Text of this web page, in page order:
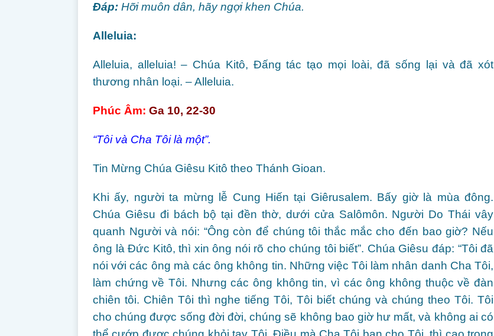
Ðáp: Hỡi muôn dân, hãy ngợi khen Chúa.
Alleluia:
Alleluia, alleluia! – Chúa Kitô, Ðấng tác tạo mọi loài, đã sống lại và đã xót
thương nhân loại. – Alleluia.
Phúc Âm: Ga 10, 22-30
“Tôi và Cha Tôi là một”.
Tin Mừng Chúa Giêsu Kitô theo Thánh Gioan.
Khi ấy, người ta mừng lễ Cung Hiến tại Giêrusalem. Bấy giờ là mùa đông.
Chúa Giêsu đi bách bộ tại đền thờ, dưới cửa Salômôn. Người Do Thái vây
quanh Người và nói: “Ông còn để chúng tôi thắc mắc cho đến bao giờ? Nếu
ông là Ðức Kitô, thì xin ông nói rõ cho chúng tôi biết”. Chúa Giêsu đáp: “Tôi đã
nói với các ông mà các ông không tin. Những việc Tôi làm nhân danh Cha Tôi,
làm chứng về Tôi. Nhưng các ông không tin, vì các ông không thuộc về đàn
chiên tôi. Chiên Tôi thì nghe tiếng Tôi, Tôi biết chúng và chúng theo Tôi. Tôi
cho chúng được sống đời đời, chúng sẽ không bao giờ hư mất, và không ai có